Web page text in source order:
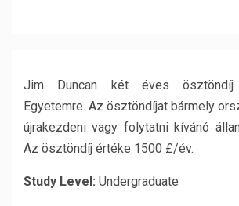
Jim Duncan két éves ösztöndíj
Egyetemre. Az ösztöndíjat bármely
újrakezdeni vagy folytatni kívánó
Az ösztöndíj értéke 1500 £/év.
Study Level: Undergraduate